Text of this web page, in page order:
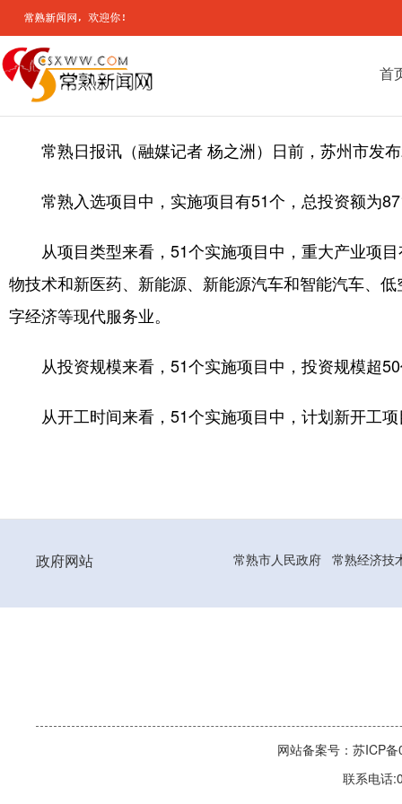
首
常熟日报讯（融媒记者 杨之洲）日前，苏州市发
常熟入选项目中，实施项目有51个，总投资额为
从项目类型来看，51个实施项目中，重大产业项
物技术和新医药、新能源、新能源汽车和智能汽车、
字经济等现代服务业。
从投资规模来看，51个实施项目中，投资规模超
从开工时间来看，51个实施项目中，计划新开工
政府网站 常熟市人民政府 常熟经济技
网站备案号：苏ICP
联系电话